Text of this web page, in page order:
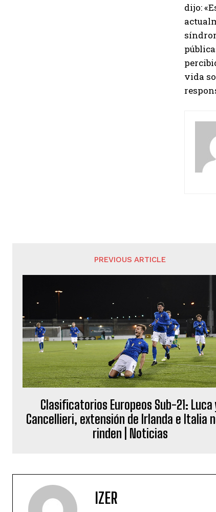
dijo:
vida
PREVIOUS ARTICLE
Clasificatorios Europeos Sub-21: Luca
Cancellieri, extensión de Irlanda e Italia
rinden | Noticias
IZER